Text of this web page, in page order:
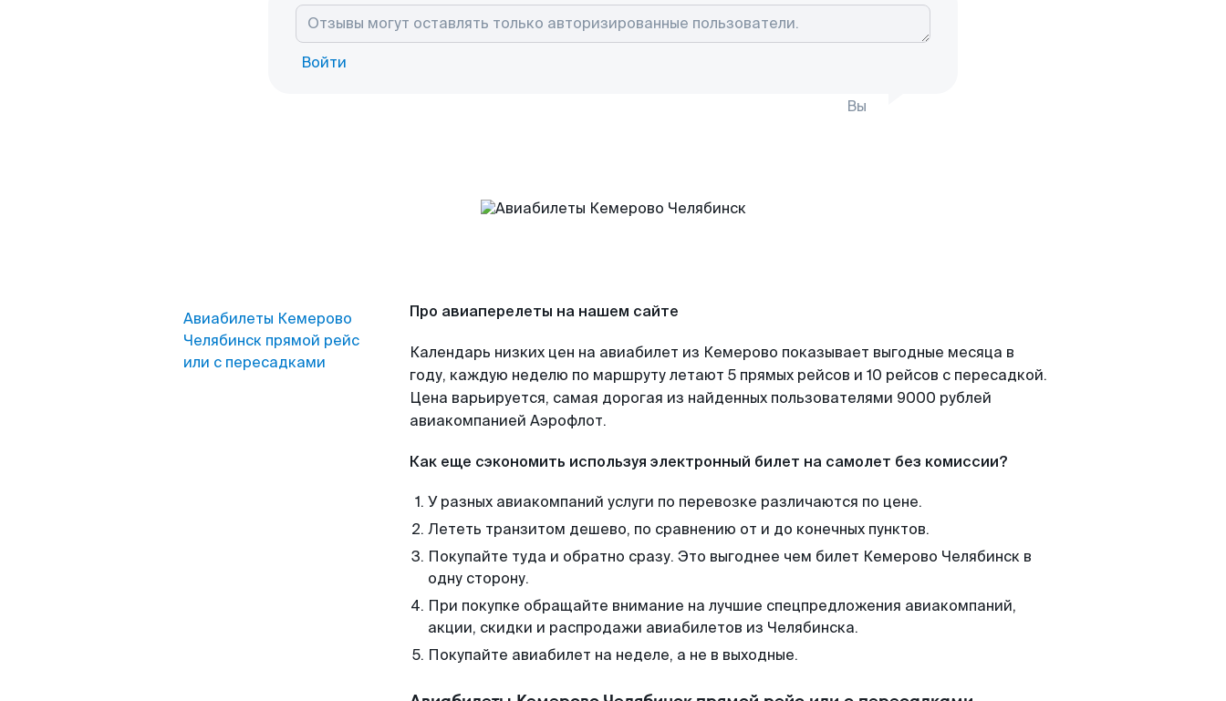
Войти
Вы
Авиабилеты Кемерово
Челябинск прямой рейс
или с пересадками
Про авиаперелеты на нашем сайте
Календарь низких цен на авиабилет из Кемерово показывает выгодные месяца в
году, каждую неделю по маршруту летают 5 прямых рейсов и 10 рейсов с пересадкой.
Цена варьируется, самая дорогая из найденных пользователями 9000 рублей
авиакомпанией Аэрофлот.
Как еще сэкономить используя электронный билет на самолет без комиссии?
У разных авиакомпаний услуги по перевозке различаются по цене.
Лететь транзитом дешево, по сравнению от и до конечных пунктов.
Покупайте туда и обратно сразу. Это выгоднее чем билет Кемерово Челябинск в
одну сторону.
При покупке обращайте внимание на лучшие спецпредложения авиакомпаний,
акции, скидки и распродажи авиабилетов из Челябинска.
Покупайте авиабилет на неделе, а не в выходные.